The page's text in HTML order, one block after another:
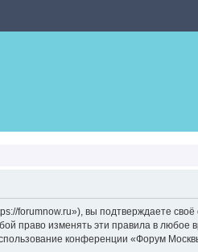
forumnow.ru»), вы подтверждаете
право изменять эти правила в любое
конференции «Форум